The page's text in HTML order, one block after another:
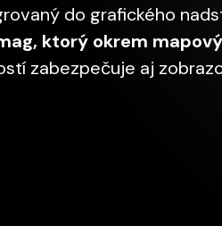
do grafického
ktorý okrem
zabezpečuje aj